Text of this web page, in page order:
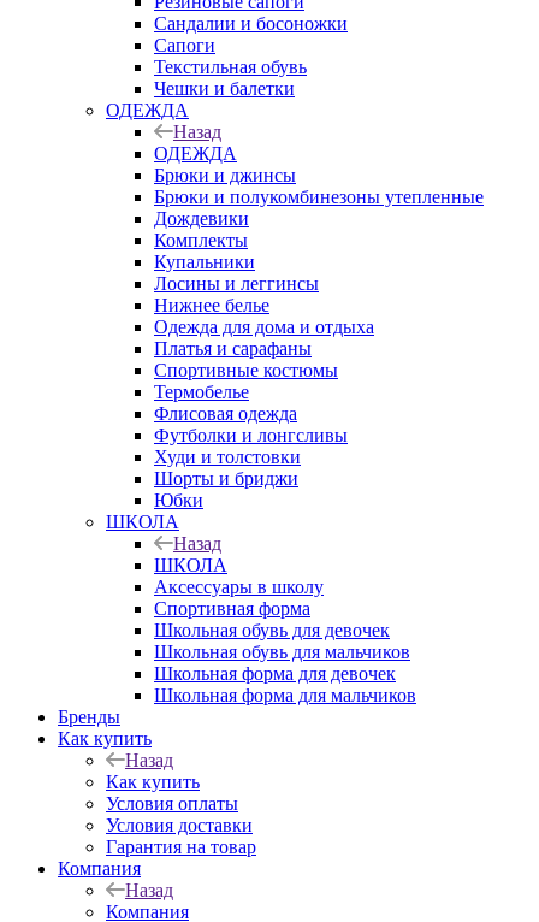
Сандалии и босоножки
Сапоги
Текстильная обувь
Чешки и балетки
ОДЕЖДА
Назад
ОДЕЖДА
Брюки и джинсы
Брюки и полукомбинезоны утепленные
Дождевики
Комплекты
Купальники
Лосины и леггинсы
Нижнее белье
Одежда для дома и отдыха
Платья и сарафаны
Спортивные костюмы
Термобелье
Флисовая одежда
Футболки и лонгсливы
Худи и толстовки
Шорты и бриджи
Юбки
ШКОЛА
Назад
ШКОЛА
Аксессуары в школу
Спортивная форма
Школьная обувь для девочек
Школьная обувь для мальчиков
Школьная форма для девочек
Школьная форма для мальчиков
Бренды
Как купить
Назад
Как купить
Условия оплаты
Условия доставки
Гарантия на товар
Компания
Назад
Компания